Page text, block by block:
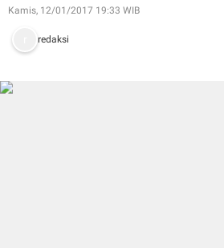
Kamis, 12/01/2017 19:33 WIB
redaksi